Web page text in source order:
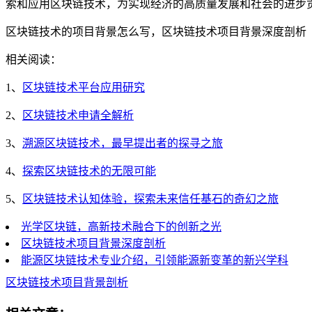
索和应用区块链技术，为实现经济的高质量发展和社会的进步
区块链技术的项目背景怎么写，区块链技术项目背景深度剖析
相关阅读：
1、 区块链技术平台应用研究
2、 区块链技术申请全解析
3、 溯源区块链技术，最早提出者的探寻之旅
4、 探索区块链技术的无限可能
5、 区块链技术认知体验，探索未来信任基石的奇幻之旅
光学区块链，高新技术融合下的创新之光
区块链技术项目背景深度剖析
能源区块链技术专业介绍，引领能源新变革的新兴学科
区块链技术项目背景剖析